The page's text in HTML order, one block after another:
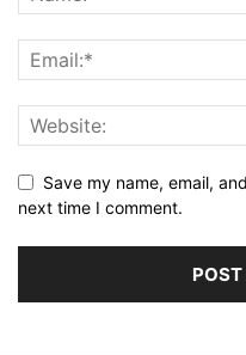
Save my name, email,
next time I comment.